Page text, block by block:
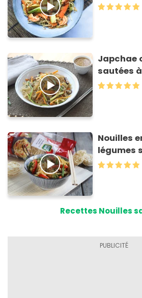
Japchae
sautées
Nouilles
légumes
Recettes Nouilles